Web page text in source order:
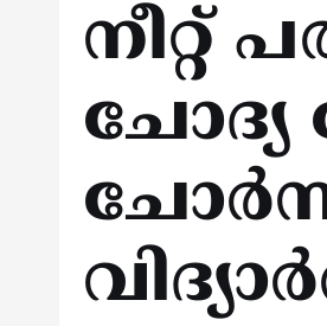
നീറ്റ്
ചോദ്യ